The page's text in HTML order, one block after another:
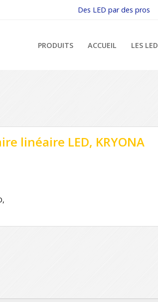
Des LED par des pros
PRODUITS ACCUEIL LES LED
linéaire LED, KRYONA